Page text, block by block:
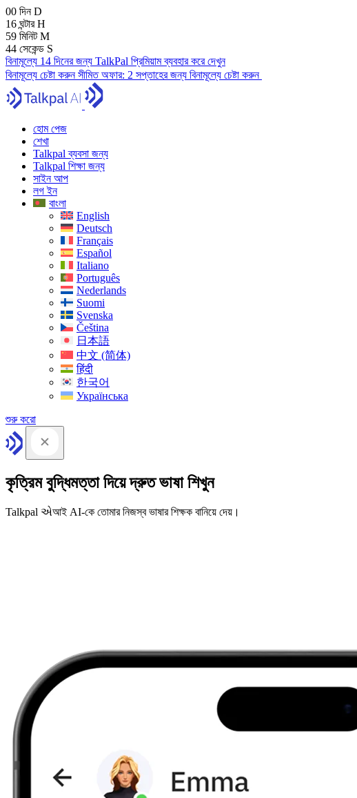
00 দিনD
16 ঘন্টারH
59 মিনিটM
43 সেকেন্ড S
বিনামূল্যে 14 দিনের জন্য TalkPal প্রিমিয়াম ব্যবহার করে দেখুন
বিনামূল্যে চেষ্টা করুনসীমিত অফার: 2 সপ্তাহের জন্য বিনামূল্যে চেষ্টা করুন
হোম পেজ
শেখা
Talkpal ব্যবসা জন্য
Talkpal শিক্ষা জন্য
সাইন আপ
লগ ইন
বাংলা
English
Deutsch
Français
Español
Italiano
Português
Nederlands
Suomi
Svenska
Čeština
日本語
中文 (简体)
हिंदी
한국어
Українська
শুরু করো
কৃত্রিম বুদ্ধিমত্তা দিয়ে দ্রুত ভাষা শিখুন
Talkpal એআই AI-কে তোমার নিজস্ব ভাষার শিক্ষক বানিয়ে দেয়।